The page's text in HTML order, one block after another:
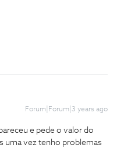
Forum|Forum|3 years ago
e pede o valor do
uma vez tenho problemas